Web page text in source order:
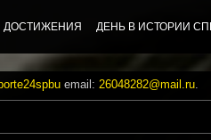
ДОСТИЖЕНИЯ ДЕНЬ В ИСТОРИИ
email: 26048282@mail.ru.